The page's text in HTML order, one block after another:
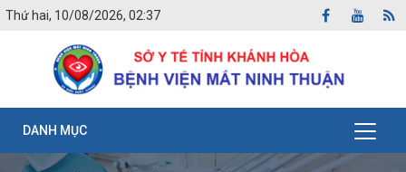
Thứ hai, 10/08/2026, 02:37
DANH MỤC